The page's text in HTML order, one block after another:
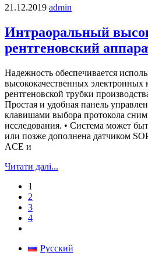
21.12.2019 admin
Интраоральный
рентгеновский
Надежность обеспечивается
высококачественных электронных
рентгеновской трубки
Простая и удобная панель
клавишами выбора протокола
исследования. • Система может
или позже дополнена датчиком
ACE и
Читати далі...
1
2
3
4
Русский